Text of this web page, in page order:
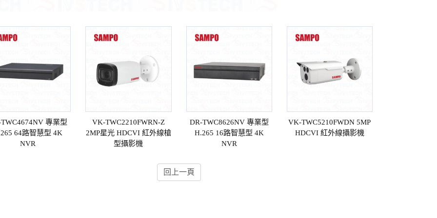
專業型
64路智慧型 4K
NVR
VK-TWC2210FWRN-Z
2MP星光 HDCVI 紅外線槍
型攝影機
DR-TWC8626NV 專業型
H.265 16路智慧型 4K
NVR
VK-TWC5210FWDN 5MP
HDCVI 紅外線攝影機
回上一頁